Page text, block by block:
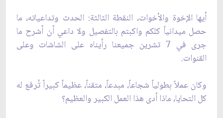
أيها الإخوة والأخوات، النقطة الثالثة: الحدث وتداعياته، ما
حصل ميدانياً كلكم واكبتم بالتفصيل ولا ‏داعي أن أشرح ما
جرى في 7 تشرين جميعنا رأيناه على الشاشات وعلى
القنوات.‏
وكان عملاً بطولياً شجاعاً، مبدعاً، متقناً، عظيماً كبيراً تُرفع له
كل التحايا، ماذا أدى هذا العمل ‏الكبير والعظيم؟